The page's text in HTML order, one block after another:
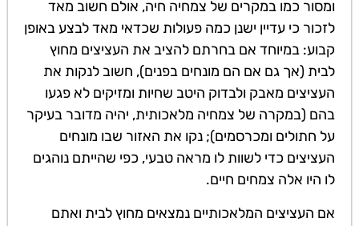
ומסור כמו במקרים של צמחיה חיה, אולם חשוב מאד
לזכור כי עדיין ישנן כמה פעולות שכדאי מאד לבצע באופן
קבוע: במיוחד אם בחרתם להציב את העציצים מחוץ
לבית (אך גם אם הם מונחים בפנים), חשוב לנקות את
העציצים מאבק ולבדוק היטב שחיות ומזיקים לא פגעו
בהם (במקרה של צמחיה מלאכותית, יהיה מדובר בעיקר
על חתולים ומכרסמים); נקו את האזור שבו מונחים
העציצים כדי לשוות לו מראה טבעי, כפי שהייתם נוהגים
לו היו אלה צמחים חיים.
אם העציצים המלאכותיים נמצאים מחוץ לבית ואתם